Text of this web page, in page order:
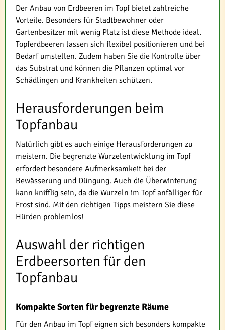
Der Anbau von Erdbeeren im Topf bietet zahlreiche
Vorteile. Besonders für Stadtbewohner oder
Gartenbesitzer mit wenig Platz ist diese Methode ideal.
Topferdbeeren lassen sich flexibel positionieren und bei
Bedarf umstellen. Zudem haben Sie die Kontrolle über
das Substrat und können die Pflanzen optimal vor
Schädlingen und Krankheiten schützen.
Herausforderungen beim
Topfanbau
Natürlich gibt es auch einige Herausforderungen zu
meistern. Die begrenzte Wurzelentwicklung im Topf
erfordert besondere Aufmerksamkeit bei der
Bewässerung und Düngung. Auch die Überwinterung
kann knifflig sein, da die Wurzeln im Topf anfälliger für
Frost sind. Mit den richtigen Tipps meistern Sie diese
Hürden problemlos!
Auswahl der richtigen
Erdbeersorten für den
Topfanbau
Kompakte Sorten für begrenzte Räume
Für den Anbau im Topf eignen sich besonders kompakte